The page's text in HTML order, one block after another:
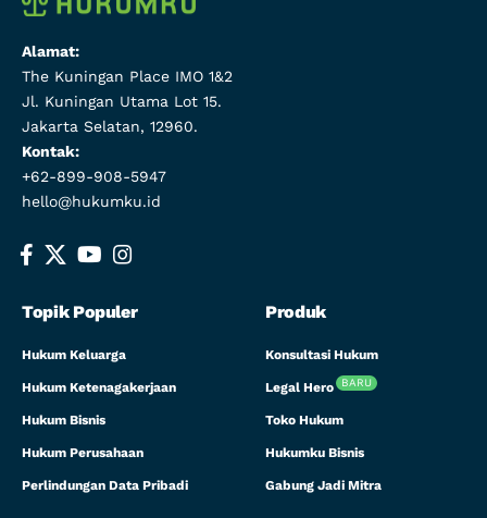
Alamat:
The Kuningan Place IMO 1&2
Jl. Kuningan Utama Lot 15.
Jakarta Selatan, 12960.
Kontak:
+62-899-908-5947
hello@hukumku.id
Topik Populer
Hukum Keluarga
Hukum Ketenagakerjaan
Hukum Bisnis
Hukum Perusahaan
Perlindungan Data Pribadi
Produk
Konsultasi Hukum
Legal Hero BARU
Toko Hukum
Hukumku Bisnis
Gabung Jadi Mitra